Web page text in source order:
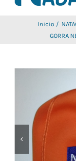
Inicio
GORRA